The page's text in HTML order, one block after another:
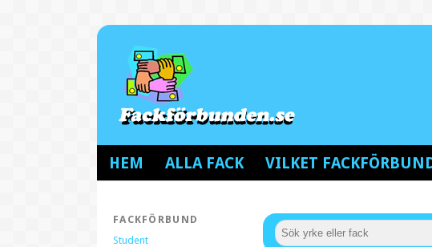
HEM ALLA FACK VILKET
FACKFÖRBUND
Student